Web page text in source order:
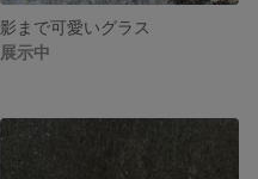
影まで可愛いグラス
展示中